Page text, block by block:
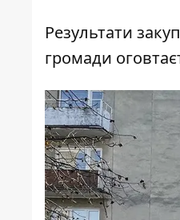
Результати
громади